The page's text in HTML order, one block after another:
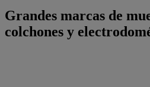
Grandes marcas de
colchones y